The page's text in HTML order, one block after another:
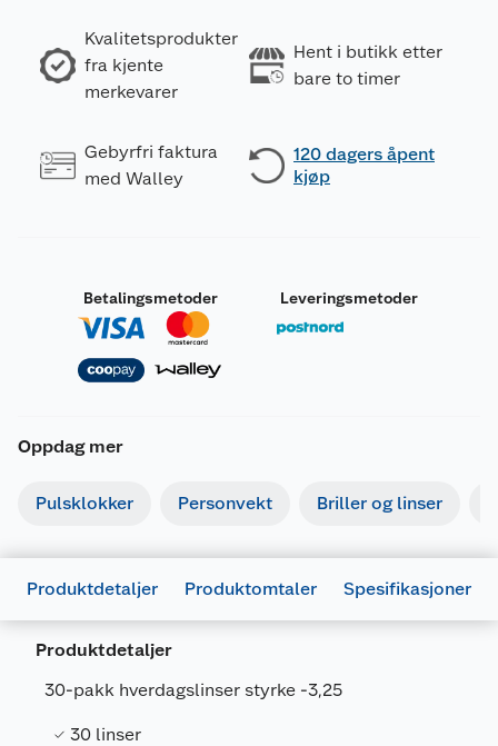
Kvalitetsprodukter
fra kjente
merkevarer
Hent i butikk etter
bare to timer
Gebyrfri faktura
med Walley
120 dagers åpent
kjøp
Betalingsmetoder Leveringsmetoder
Oppdag mer
Pulsklokker Personvekt Briller og linser
Produktdetaljer Produktomtaler Spesifikasjoner
Produktdetaljer
30-pakk hverdagslinser styrke -3,25
30 linser
Generelt
Artikkelnummer
4895154329857
Leverandørens artikkelnummer
Størrelse
Farge